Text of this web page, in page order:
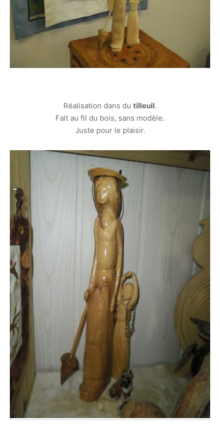
Réalisation dans du tilleuil.
Fait au fil du bois, sans modèle.
Juste pour le plaisir.